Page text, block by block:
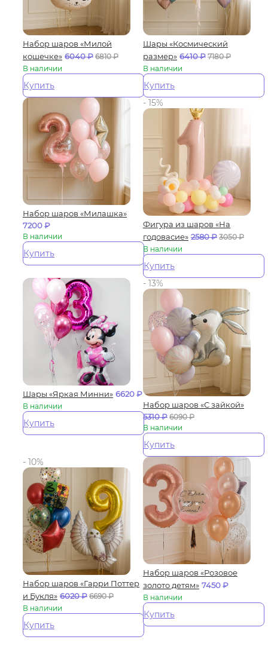
Набор шаров «Милой
кошечке» 6040₽ 6810₽
В наличии
Купить
Шары «Космический
размер» 6410₽ 7180₽
В наличии
Купить
Набор шаров «Милашка»
7200₽
В наличии
Купить
- 15%
Фигура из шаров «На
годовасие» 2580₽ 3050₽
В наличии
Купить
Шары «Яркая Минни» 6620₽
В наличии
Купить
- 13%
Набор шаров «С зайкой»
5310₽ 6090₽
В наличии
Купить
- 10%
Набор шаров «Гарри Поттер
и Букля» 6020₽ 6690₽
В наличии
Купить
Набор шаров «Розовое
золото детям» 7450₽
В наличии
Купить